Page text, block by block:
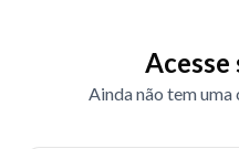
Acesse
Ainda não tem uma